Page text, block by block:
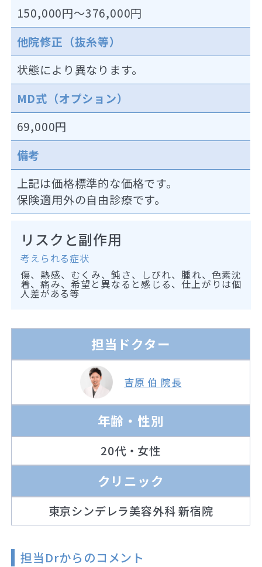
150,000円～376,000円
他院修正（抜糸等）
状態により異なります。
MD式（オプション）
69,000円
備考
上記は価格標準的な価格です。
保険適用外の自由診療です。
リスクと副作用
考えられる症状
傷、熱感、むくみ、鈍さ、しびれ、腫れ、色素沈
着、痛み、希望と異なると感じる、仕上がりは個
人差がある等
担当ドクター
吉原 伯 院長
年齢・性別
20代・女性
クリニック
東京シンデレラ美容外科 新宿院
担当Drからのコメント